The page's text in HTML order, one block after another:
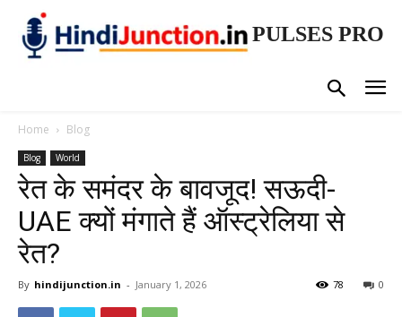
PULSES PRO
Home Blog
Blog World
रेत के समंदर के बावजूद! सऊदी-
UAE क्यों मंगाते हैं ऑस्ट्रेलिया से
रेत?
By hindijunction.in - January 1, 2026 0
78